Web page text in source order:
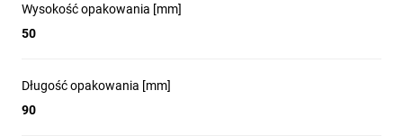
Wysokość opakowania [mm]
50
Długość opakowania [mm]
90